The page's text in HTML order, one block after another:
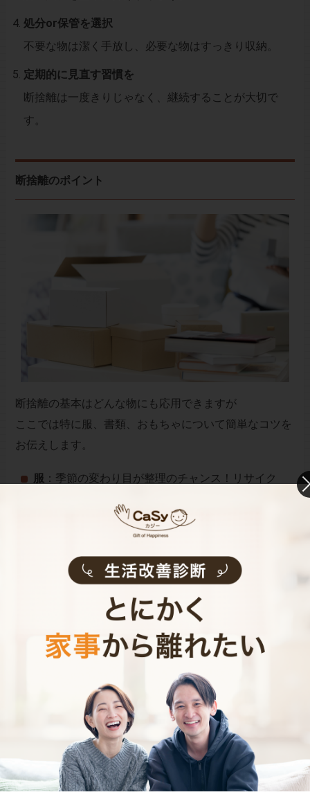
処分or保管を選択
不要な物は潔く手放し、必要な物はすっきり収納。
定期的に見直す習慣を
断捨離は一度きりじゃなく、継続することが大切で
す。
断捨離のポイント
断捨離の基本はどんな物にも応用できますが
ここでは特に服、書類、おもちゃについて簡単なコツを
お伝えします。
服 ：季節の変わり目が整理のチャンス！リサイク
ルや寄付も有効活用しましょう。
：重要・一時保管・不要に分け、すぐ取り出
おもちゃ
：子どもと「使う・使わない」を選び、
定位置を決めると片付けが楽に。
まとめ
断捨離は物を減らすだけではなく、自分自身を見つめ直
すプロセスでもあります。
心地よい空間と心の余裕を手に入れるために、今日から
少しずつ始めてみませんか？
軽やかで豊かな毎日が、きっとすぐそこに待っています